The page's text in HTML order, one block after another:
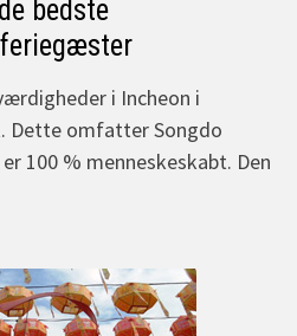
bedste
i Incheon i
Dette omfatter Songdo
100 % menneskeskabt. Den